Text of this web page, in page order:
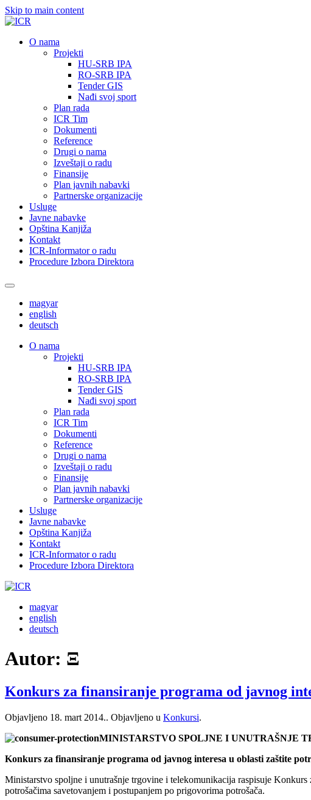
Skip to main content
О nama
Projekti
HU-SRB IPA
RO-SRB IPA
Tender GIS
Nađi svoj sport
Plan rada
ICR Tim
Dokumenti
Reference
Drugi o nama
Izveštaji o radu
Finansije
Plan javnih nabavki
Partnerske organizacije
Usluge
Javne nabavke
Opština Kanjiža
Kontakt
ICR-Informator o radu
Procedure Izbora Direktora
magyar
english
deutsch
О nama
Projekti
HU-SRB IPA
RO-SRB IPA
Tender GIS
Nađi svoj sport
Plan rada
ICR Tim
Dokumenti
Reference
Drugi o nama
Izveštaji o radu
Finansije
Plan javnih nabavki
Partnerske organizacije
Usluge
Javne nabavke
Opština Kanjiža
Kontakt
ICR-Informator o radu
Procedure Izbora Direktora
magyar
english
deutsch
Autor: Ξ
Konkurs za finansiranje programa od javnog
Objavljeno 18. mart 2014.. Objavljeno u Konkursi.
MINISTARSTVO SPOLJNE I UNUTRAŠNJE
Konkurs za finansiranje programa od javnog interesa u oblasti zaštite
Ministarstvo spoljne i unutrašnje trgovine i telekomunikacija raspisuje
potrošačima savetovanjem i postupanjem po prigovorima potrošača.